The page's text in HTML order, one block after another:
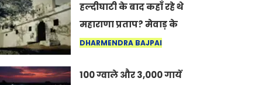
हल्दीघाटी के बाद कहाँ रहे थे
महाराणा प्रताप? मेवाड़ के
इतिहास का वह अनकहा
में जीवित है
DHARMENDRA BAJPAI
100 ग्वाले और 3,000 गायें